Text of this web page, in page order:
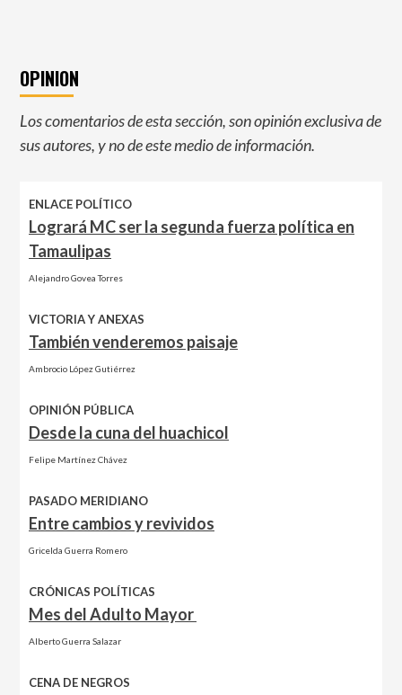
OPINION
Los comentarios de esta sección, son opinión exclusiva de
sus autores, y no de este medio de información.
ENLACE POLÍTICO
Logrará MC ser la segunda fuerza política en
Tamaulipas
Alejandro Govea Torres
VICTORIA Y ANEXAS
También venderemos paisaje
Ambrocio López Gutiérrez
OPINIÓN PÚBLICA
Desde la cuna del huachicol
Felipe Martínez Chávez
PASADO MERIDIANO
Entre cambios y revividos
Gricelda Guerra Romero
CRÓNICAS POLÍTICAS
Mes del Adulto Mayor
Alberto Guerra Salazar
CENA DE NEGROS